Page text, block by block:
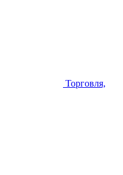
Торговля,